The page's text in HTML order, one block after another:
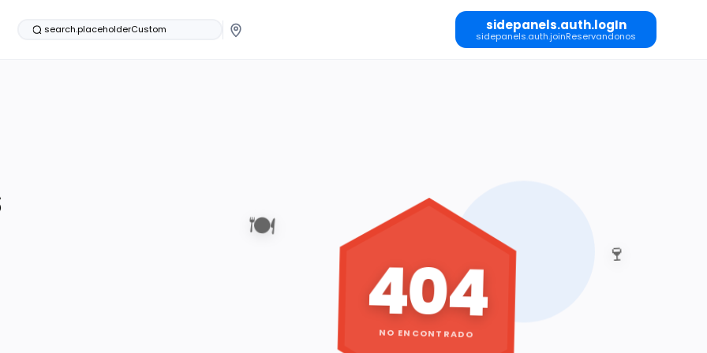
search.placeholderCustom sidepanels.auth.logIn
sidepanels.auth.joinReservandonos
🍽️
🍷
404
NO ENCONTRADO